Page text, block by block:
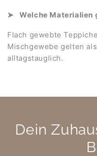
Welche Materialien
Flach gewebte
Mischgewebe gelten
alltagstauglich.
Dein